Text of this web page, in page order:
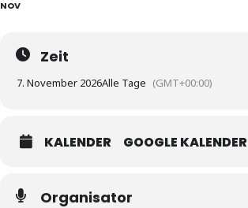
NOV
Zeit
7. November 2026Alle Tage (GMT+00:00)
KALENDER GOOGLE KALENDER
Organisator